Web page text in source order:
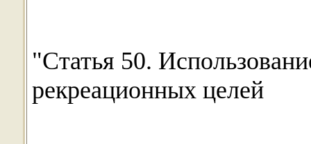
"Статья 50.
рекреационных целей